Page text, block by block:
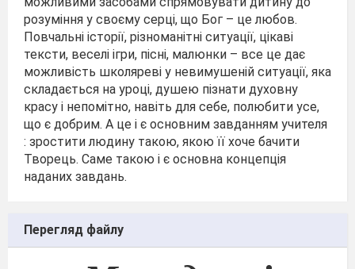
розуміння у своєму серці, що Бог – це любов.
Повчальні історії, різноманітні ситуації, цікаві
тексти, веселі ігри, пісні, малюнки – все це дає
можливість школяреві у невимушеній ситуації, яка
складається на уроці, душею пізнати духовну
красу і непомітно, навіть для себе, полюбити усе,
що є добрим. А це і є основним завданням учителя
: зростити людину такою, якою її хоче бачити
Творець. Саме такою і є основна концепція
наданих завдань.
Перегляд файлу